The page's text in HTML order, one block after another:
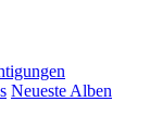
Neueste Alben